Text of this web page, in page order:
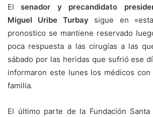
Elsenador y precandidato
Miguel Uribe Turbay sigue en
pronostico se mantiene reservado
poca respuesta a las cirugías a las
sábado por las heridas que sufrió ese
informaron este lunes los médicos
familia.
El último parte de la Fundación